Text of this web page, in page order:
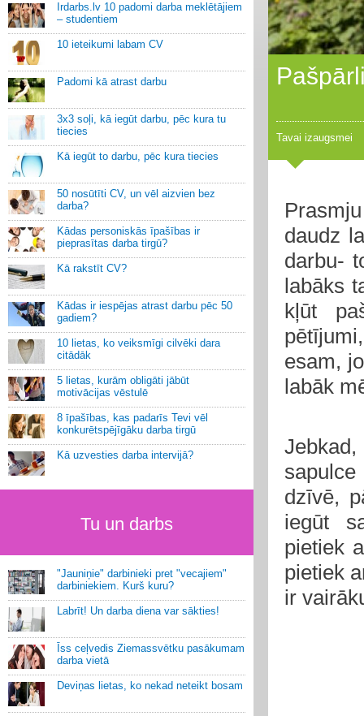
Irdarbs.lv 10 padomi darba meklētājiem
– studentiem
10 ieteikumi labam CV
Padomi kā atrast darbu
3x3 soļi, kā iegūt darbu, pēc kura tu
tiecies
Kā iegūt to darbu, pēc kura tiecies
50 nosūtīti CV, un vēl aizvien bez
darba?
Kādas personiskās īpašības ir
pieprasītas darba tirgū?
Kā rakstīt CV?
Kādas ir iespējas atrast darbu pēc 50
gadiem?
10 lietas, ko veiksmīgi cilvēki dara
citādāk
5 lietas, kurām obligāti jābūt
motivācijas vēstulē
8 īpašības, kas padarīs Tevi vēl
konkurētspējīgāku darba tirgū
Kā uzvesties darba intervijā?
Tu un darbs
"Jauniņie" darbinieki pret "vecajiem"
darbiniekiem. Kurš kuru?
Labrīt! Un darba diena var sākties!
Īss ceļvedis Ziemassvētku pasākumam
darba vietā
Deviņas lietas, ko nekad neteikt bosam
Tavai izaugsmei
daudz
darbu-
labāks
kļūt
esam,
labāk
dzīvē,
iegūt
pietiek
pietiek
ir